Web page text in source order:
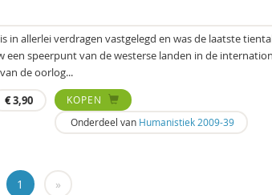
in allerlei verdragen vastgelegd en was de laatste
een speerpunt van de westerse landen in de
de oorlog...
€3,90
KOPEN
Onderdeel van Humanistiek 2009-39
1 »